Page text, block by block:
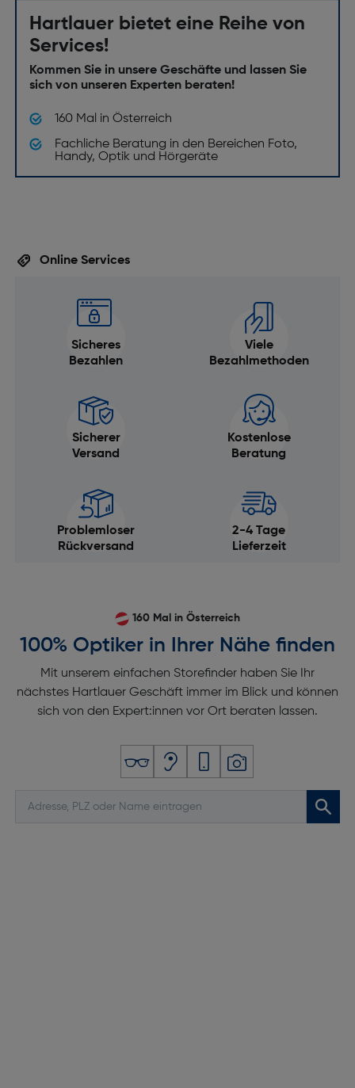
Hartlauer bietet eine Reihe von
Services!
Kommen Sie in unsere Geschäfte und lassen Sie
sich von unseren Experten beraten!
160 Mal in Österreich
Fachliche Beratung in den Bereichen Foto,
Handy, Optik und Hörgeräte
Online Services
Sicheres
Bezahlen
Viele
Bezahlmethoden
Sicherer
Versand
Kostenlose
Beratung
Problemloser
Rückversand
2-4 Tage
Lieferzeit
160 Mal in Österreich
100% Optiker in Ihrer Nähe finden
Mit unserem einfachen Storefinder haben Sie Ihr
nächstes Hartlauer Geschäft immer im Blick und können
sich von den Expert:innen vor Ort beraten lassen.